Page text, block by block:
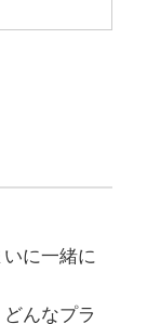
に一緒に
んなプラ